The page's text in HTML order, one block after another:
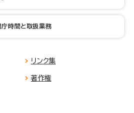
時間と取扱業務
リンク集
著作権